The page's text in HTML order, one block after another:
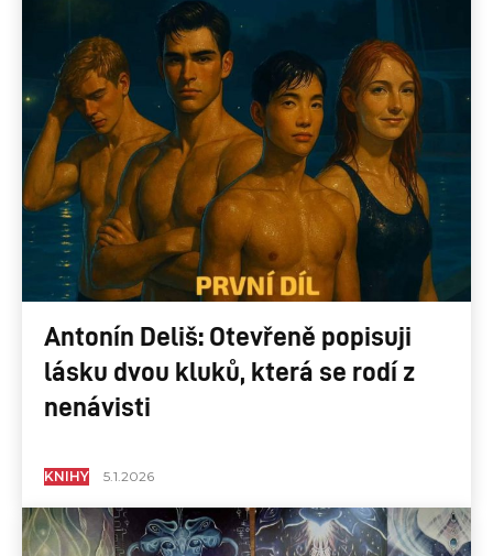
Antonín Deliš: Otevřeně popisuji
lásku dvou kluků, která se rodí z
nenávisti
KNIHY 5.1.2026